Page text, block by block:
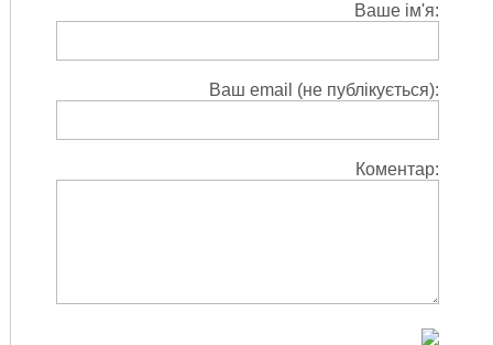
Ваше ім'я:
Ваш email (не публікується):
Коментар: